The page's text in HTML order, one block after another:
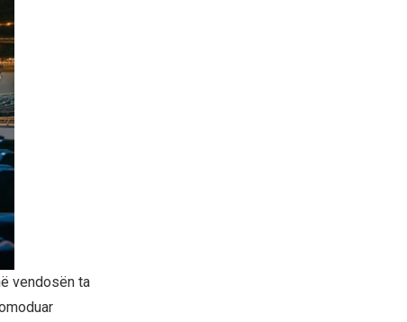
vendosën ta